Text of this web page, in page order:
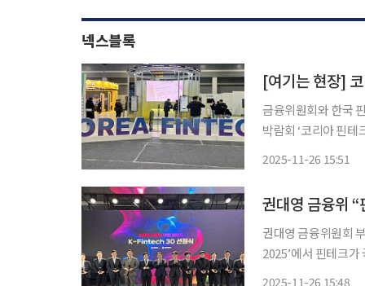
넥스블록
금융위원회와 한국
박람회 ‘코리아 핀
2025-11-26 15:51
권대영 금융위원회
2025’에서 핀테크가
2025-11-26 15:48